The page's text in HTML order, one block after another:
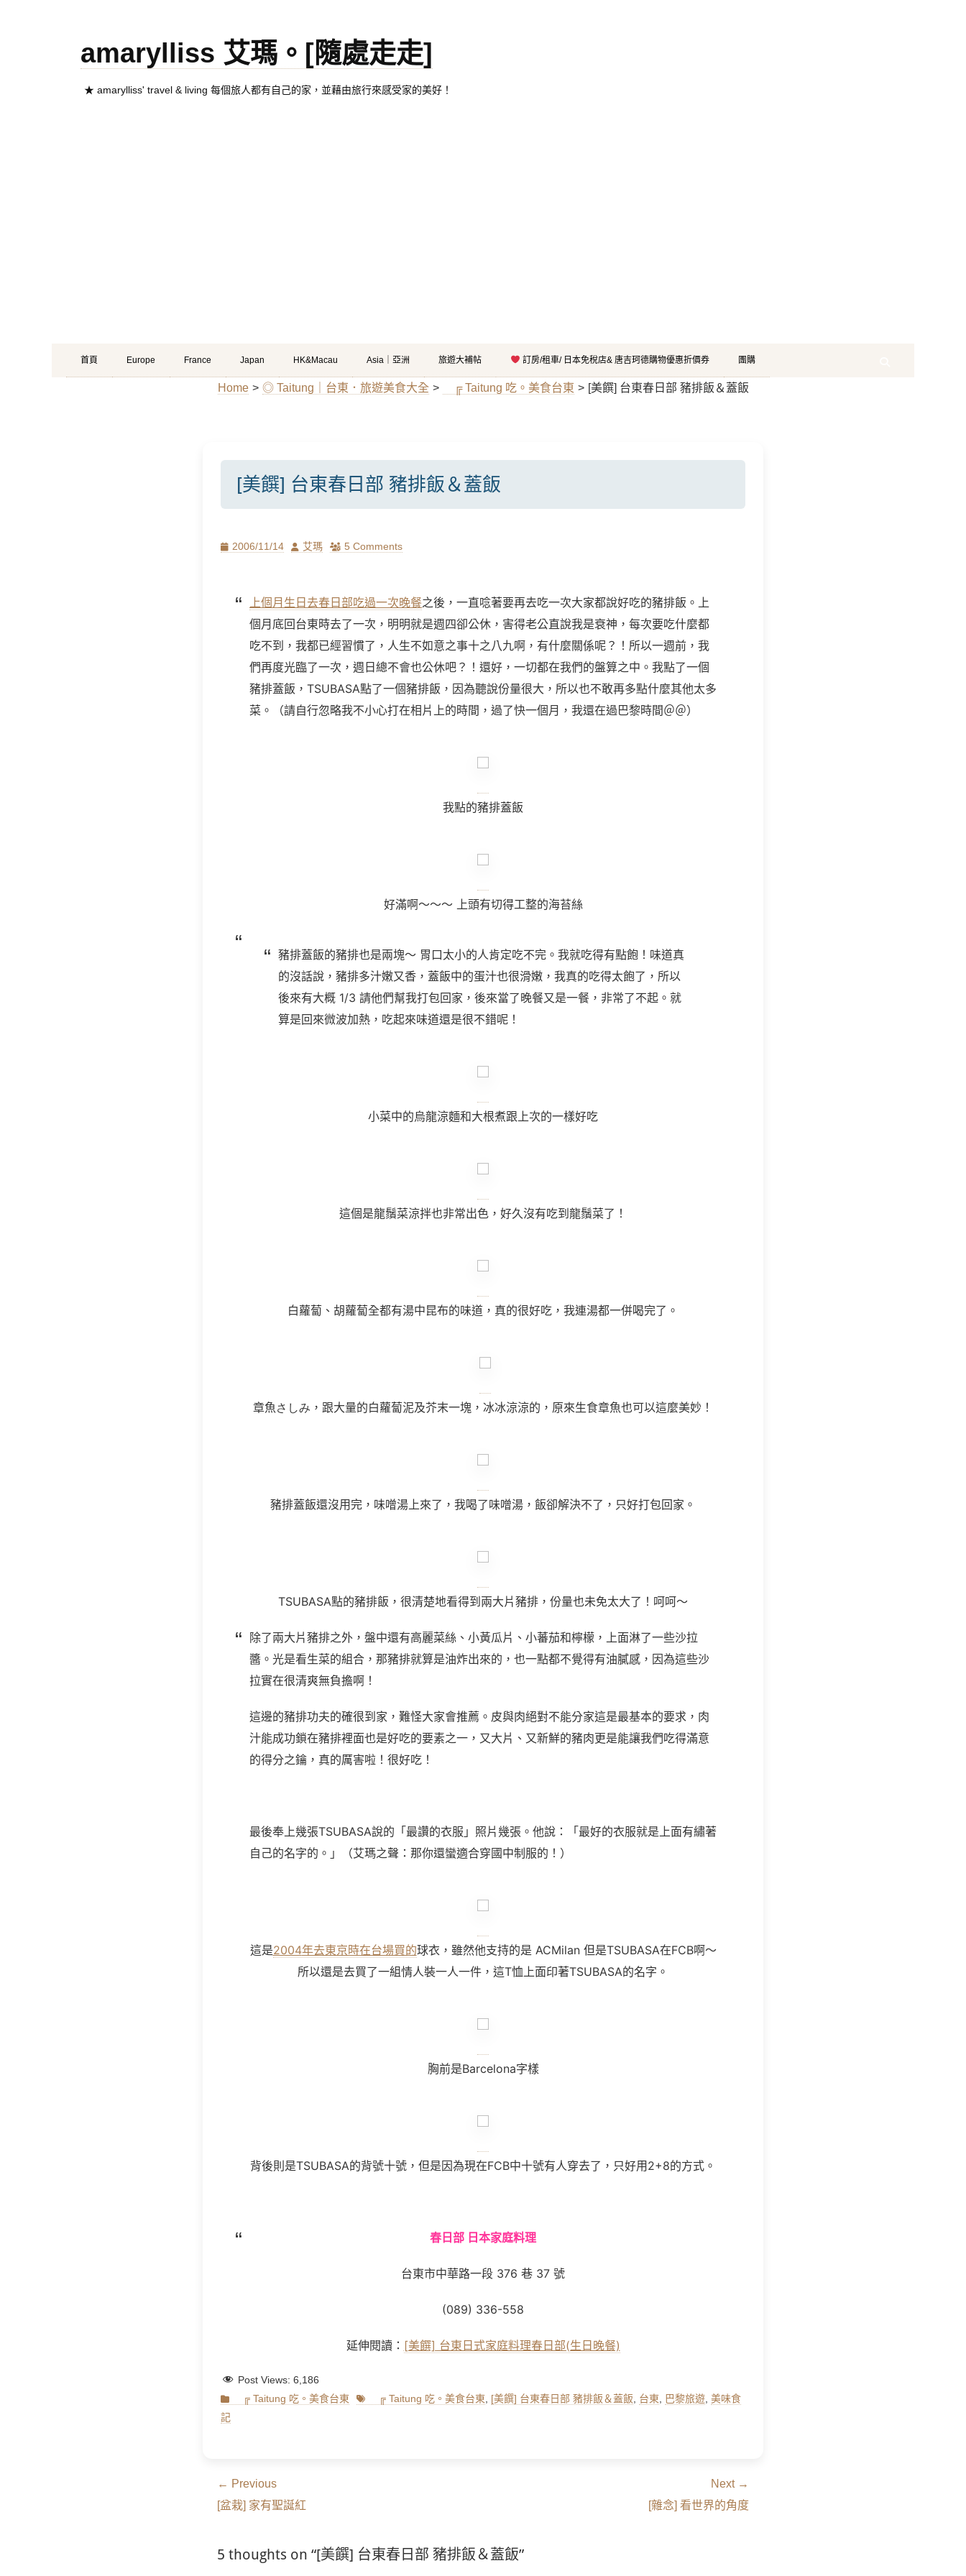
amarylliss 艾瑪。[隨處走走]
★ amarylliss' travel & living 每個旅人都有自己的家，並藉由旅行來感受家的美好！
Primary
Menu
Skip
to
首頁 Europe France Japan HK&Macau Asia｜亞洲 旅遊大補帖 訂房/租車/ 日本免稅店& 唐吉珂德購物優惠折價券 團購
Home > ◎ Taitung｜台東．旅遊美食大全 > ╔ Taitung 吃。美食台東 > [美饌] 台東春日部 豬排飯＆蓋飯
[美饌] 台東春日部 豬排飯＆蓋飯
Posted
2006/11/14 Author
艾瑪 5 Comments
上個月生日去春日部吃過一次晚餐之後，一直唸著要再去吃一次大家都說好吃的豬排飯。上
個月底回台東時去了一次，明明就是週四卻公休，害得老公直說我是衰神，每次要吃什麼都
吃不到，我都已經習慣了，人生不如意之事十之八九啊，有什麼關係呢？！所以一週前，我
們再度光臨了一次，週日總不會也公休吧？！還好，一切都在我們的盤算之中。我點了一個
豬排蓋飯，TSUBASA點了一個豬排飯，因為聽說份量很大，所以也不敢再多點什麼其他太多
菜。（請自行忽略我不小心打在相片上的時間，過了快一個月，我還在過巴黎時間＠＠）
我點的豬排蓋飯
好滿啊～～～ 上頭有切得工整的海苔絲
豬排蓋飯的豬排也是兩塊～ 胃口太小的人肯定吃不完。我就吃得有點飽！味道真
的沒話說，豬排多汁嫩又香，蓋飯中的蛋汁也很滑嫩，我真的吃得太飽了，所以
後來有大概 1/3 請他們幫我打包回家，後來當了晚餐又是一餐，非常了不起。就
算是回來微波加熱，吃起來味道還是很不錯呢！
小菜中的烏龍涼麵和大根煮跟上次的一樣好吃
這個是龍鬚菜涼拌也非常出色，好久沒有吃到龍鬚菜了！
白蘿蔔、胡蘿蔔全都有湯中昆布的味道，真的很好吃，我連湯都一併喝完了。
章魚さしみ ，跟大量的白蘿蔔泥及芥末一塊，冰冰涼涼的，原來生食章魚也可以這麼美妙！
豬排蓋飯還沒用完，味噌湯上來了，我喝了味噌湯，飯卻解決不了，只好打包回家。
TSUBASA點的豬排飯，很清楚地看得到兩大片豬排，份量也未免太大了！呵呵～
除了兩大片豬排之外，盤中還有高麗菜絲、小黃瓜片、小蕃茄和檸檬，上面淋了一些沙拉
醬。光是看生菜的組合，那豬排就算是油炸出來的，也一點都不覺得有油膩感，因為這些沙
拉實在很清爽無負擔啊！
這邊的豬排功夫的確很到家，難怪大家會推薦。皮與肉絕對不能分家這是最基本的要求，肉
汁能成功鎖在豬排裡面也是好吃的要素之一，又大片、又新鮮的豬肉更是能讓我們吃得滿意
的得分之鑰，真的厲害啦！很好吃！
最後奉上幾張TSUBASA說的「最讚的衣服」照片幾張。他說：「最好的衣服就是上面有繡著
自己的名字的。」（艾瑪之聲：那你還蠻適合穿國中制服的！）
這是2004年去東京時在台場買的球衣，雖然他支持的是 ACMilan 但是TSUBASA在FCB啊～
所以還是去買了一組情人裝一人一件，這T恤上面印著TSUBASA的名字。
胸前是Barcelona字樣
背後則是TSUBASA的背號十號，但是因為現在FCB中十號有人穿去了，只好用 2+8的方式。
春日部 日本家庭料理
台東市中華路一段 376 巷 37 號
(089) 336-558
延伸閱讀： [美饌] 台東日式家庭料理春日部(生日晚餐)
Post Views: 6,186
Categories
╔ Taitung 吃。美食台東 Tags ╔ Taitung 吃。美食台東 [美饌] 台東春日部 豬排飯＆蓋飯 台東 巴黎旅遊 美味食
記
文
章
覽
← Previous
Previous
[盆栽] 家有聖誕紅
Next →
[雜念] 看世界的角度
5 thoughts on “[美饌] 台東春日部 豬排飯＆蓋飯”